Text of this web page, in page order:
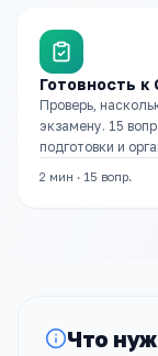
Готовность к
Проверь,
экзамену. 15
подготовки и
2 мин · 15 вопр.
Что